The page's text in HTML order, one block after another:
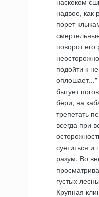
надвое, как
порет
поворот
подойти к
оплошает..."
бытует
бери, на
трепетать
всегда при
суетиться и
разум. Во
густых
Крупная